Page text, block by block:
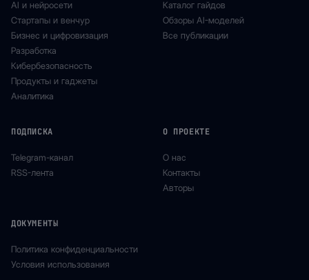
AI и нейросети
Стартапы и венчур
Бизнес и цифровизация
Разработка
Кибербезопасность
Продукты и гаджеты
Аналитика
Каталог гайдов
Обзоры AI-моделей
Все публикации
ПОДПИСКА
Telegram-канал
RSS-лента
О ПРОЕКТЕ
О нас
Контакты
Авторы
ДОКУМЕНТЫ
Политика конфиденциальности
Условия использования